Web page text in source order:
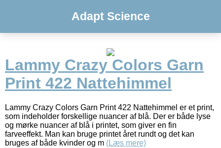
Adapt Science
Lammy Crazy Colors Garn
Print 422 Nattehimmel
Lammy Crazy Colors Garn Print 422 Nattehimmel er et print,
som indeholder forskellige nuancer af blå. Der er både lyse
og mørke nuancer af blå i printet, som giver en fin
farveeffekt. Man kan bruge printet året rundt og det kan
bruges af både kvinder og m (Læs mere)